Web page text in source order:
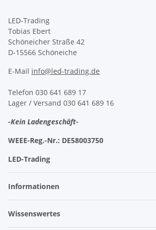
LED-Trading
Tobias Ebert
Schöneicher Straße 42
D-15566 Schöneiche
E-Mail info@led-trading.de
Telefon 030 641 689 17
Lager / Versand 030 641 689 16
-Kein Ladengeschäft-
WEEE-Reg.-Nr.: DE58003750
LED-Trading
Informationen
Wissenswertes